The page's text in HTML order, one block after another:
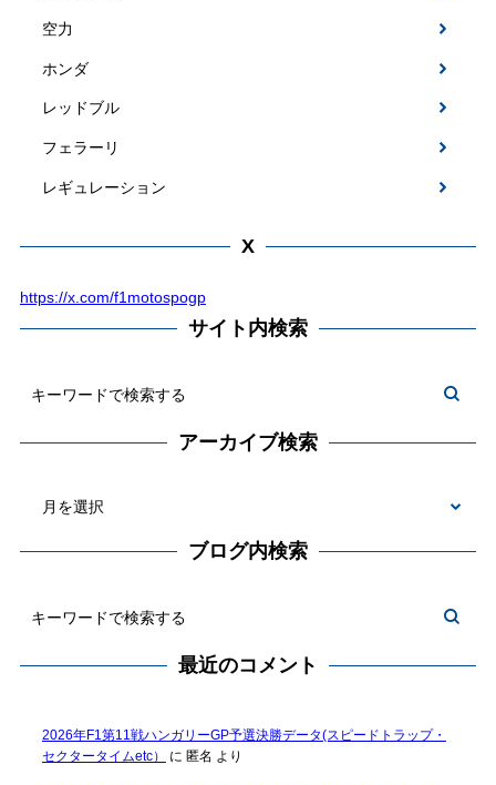
空力
ホンダ
レッドブル
フェラーリ
レギュレーション
X
https://x.com/f1motospogp
サイト内検索
アーカイブ検索
ブログ内検索
最近のコメント
2026年F1第11戦ハンガリーGP予選決勝データ(スピードトラップ・
セクタータイムetc）
に 匿名 より